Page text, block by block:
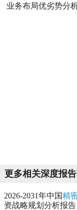
业务布局优劣势分
更多相关深度报告
2026-2031年中国精
资战略规划分析报告